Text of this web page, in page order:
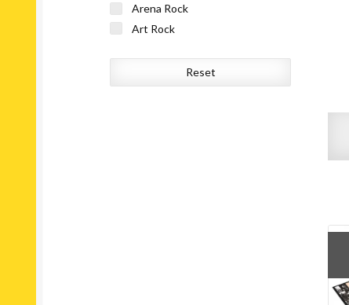
Arena Rock
Art Rock
Avantgarde
Balearic
Reset